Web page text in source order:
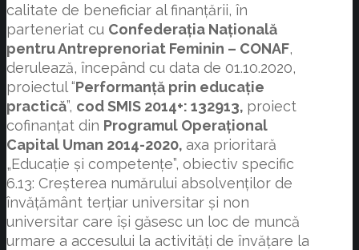
calitate de beneficiar al finanțării, în
parteneriat cu Confederația Națională
pentru Antreprenoriat Feminin – CONAF,
derulează, începând cu data de 01.10.2020,
proiectul “Performanță prin educație
practică”, cod SMIS 2014+: 132913, proiect
cofinanțat din Programul Operațional
Capital Uman 2014-2020, axa prioritară
„Educație și competențe”, obiectiv specific
6.13: Creșterea numărului absolvenților de
învățământ terțiar universitar și non
universitar care își găsesc un loc de muncă
urmare a accesului la activități de învățare la